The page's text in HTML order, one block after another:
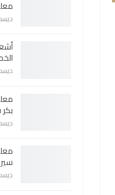
ديسمبر
ديسمبر
ديسمبر
ديسمبر